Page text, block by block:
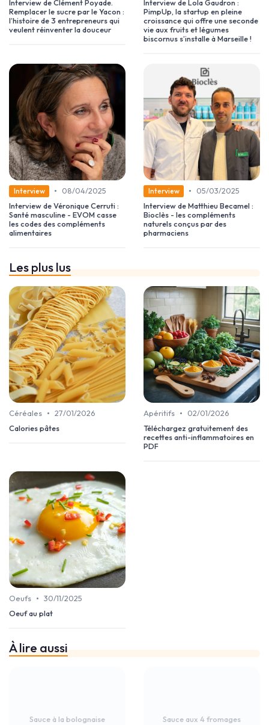
Interview de Clément Poyade.
Remplacer le sucre par le Yacon :
l’histoire de 3 entrepreneurs qui
veulent réinventer la douceur
Interview de Lola Gaudron :
PimpUp, la startup en pleine
croissance qui offre une seconde
vie aux fruits et légumes
biscornus s’installe à Marseille !
Interview •
08/04/2025
Interview de Véronique Cerruti :
Santé masculine - EVOM casse
les codes des compléments
alimentaires
Interview •
05/03/2025
Interview de Matthieu Becamel :
Bioclès - les compléments
naturels conçus par des
pharmaciens
Les plus lus
Céréales • 27/01/2026
Calories pâtes
Apéritifs •
02/01/2026
Téléchargez gratuitement des
recettes anti-inflammatoires en
PDF
Oeufs • 30/11/2025
Oeuf au plat
À lire aussi
Sauce à la bolognaise
Sauce aux 4 fromages